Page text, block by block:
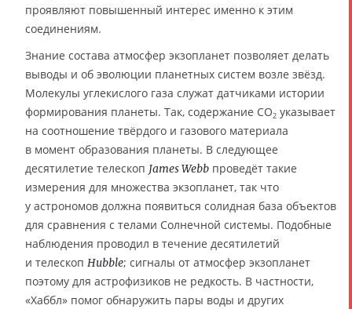
проявляют повышенный интерес именно к этим
соединениям.
Знание состава атмосфер экзопланет позволяет делать
выводы и об эволюции планетных систем возле звёзд.
Молекулы углекислого газа служат датчиками истории
формирования планеты. Так, содержание CO2 указывает
на соотношение твёрдого и газового материала
в момент образования планеты. В следующее
десятилетие телескоп James Webb проведёт такие
измерения для множества экзопланет, так что
у астрономов должна появиться солидная база объектов
для сравнения с телами Солнечной системы. Подобные
наблюдения проводил в течение десятилетий
и телескоп Hubble; сигналы от атмосфер экзопланет
поэтому для астрофизиков не редкость. В частности,
«Хаббл» помог обнаружить пары воды и других